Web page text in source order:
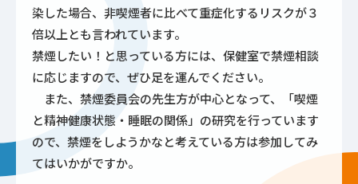
染した場合、非喫煙者に比べて重症化するリスクが３
倍以上とも言われています。
禁煙したい！と思っている方には、保健室で禁煙相談
に応じますので、ぜひ足を運んでください。
また、禁煙委員会の先生方が中心となって、「喫煙
と精神健康状態・睡眠の関係」の研究を行っています
ので、禁煙をしようかなと考えている方は参加してみ
てはいかがですか。